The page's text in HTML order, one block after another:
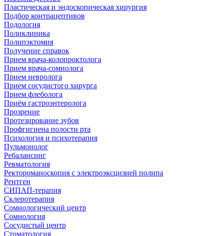
Пластическая и эндоскопическая хирургия
Подбор контрацептивов
Подология
Поликлиника
Полипэктомия
Получение справок
Прием врача-колопроктолога
Прием врача-сомнолога
Прием невролога
Прием сосудистого хирурга
Прием флеболога
Приём гастроэнтеролога
Прозрение
Протезирование зубов
Профгигиена полости рта
Психология и психотерапия
Пульмонолог
Ребалансинг
Ревматология
Ректороманоскопия с электроэксцизией полипа
Рентген
СИПАП-терапия
Склеротерапия
Сомнологический центр
Сомнология
Сосудистый центр
Стоматология